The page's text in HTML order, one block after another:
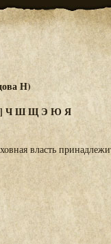
Н)
ЧШЩЭ Ю Я
власть